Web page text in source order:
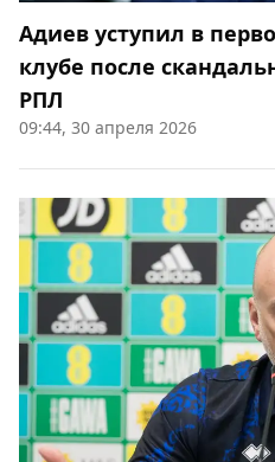
Адиев уступил в
клубе после
РПЛ
09:44, 30 апреля 2026